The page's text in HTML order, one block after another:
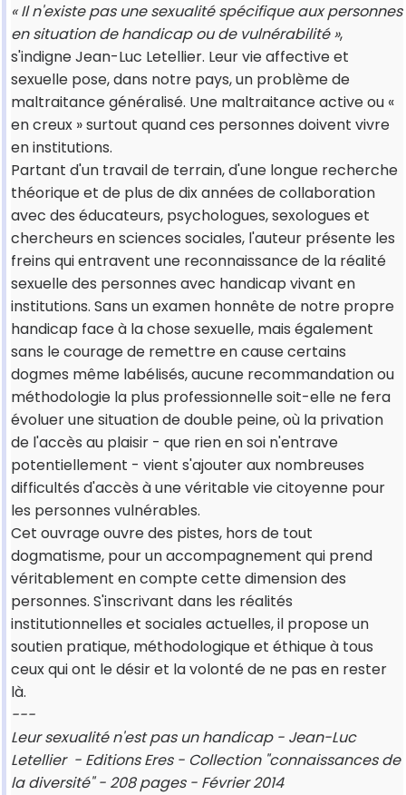
« Il n'existe pas une sexualité spécifique aux personnes
en situation de handicap ou de vulnérabilité »,
s'indigne Jean-Luc Letellier. Leur vie affective et
sexuelle pose, dans notre pays, un problème de
maltraitance généralisé. Une maltraitance active ou «
en creux » surtout quand ces personnes doivent vivre
en institutions.
Partant d'un travail de terrain, d'une longue recherche
théorique et de plus de dix années de collaboration
avec des éducateurs, psychologues, sexologues et
chercheurs en sciences sociales, l'auteur présente les
freins qui entravent une reconnaissance de la réalité
sexuelle des personnes avec handicap vivant en
institutions. Sans un examen honnête de notre propre
handicap face à la chose sexuelle, mais également
sans le courage de remettre en cause certains
dogmes même labélisés, aucune recommandation ou
méthodologie la plus professionnelle soit-elle ne fera
évoluer une situation de double peine, où la privation
de l'accès au plaisir - que rien en soi n'entrave
potentiellement - vient s'ajouter aux nombreuses
difficultés d'accès à une véritable vie citoyenne pour
les personnes vulnérables.
Cet ouvrage ouvre des pistes, hors de tout
dogmatisme, pour un accompagnement qui prend
véritablement en compte cette dimension des
personnes. S'inscrivant dans les réalités
institutionnelles et sociales actuelles, il propose un
soutien pratique, méthodologique et éthique à tous
ceux qui ont le désir et la volonté de ne pas en rester
là.
---
Leur sexualité n'est pas un handicap - Jean-Luc
Letellier - Editions Eres - Collection "connaissances de
la diversité" - 208 pages - Février 2014